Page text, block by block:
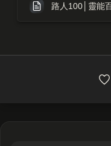
路人100│靈能